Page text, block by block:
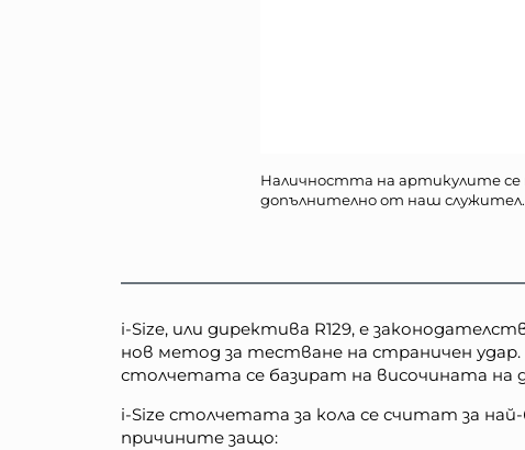
Наличността на артикулите
допълнително от наш служител.
i-Size, или директива R129, е
нов метод за тестване на страничен
столчетата се базират на височината на
i-Size столчетата за кола се считат за
причините защо: